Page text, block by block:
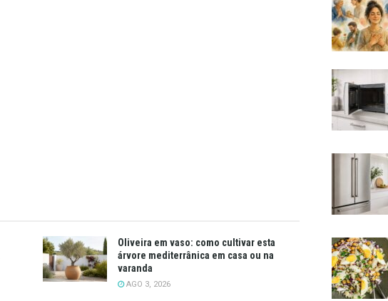
Oliveira em vaso: como cultivar esta
árvore mediterrânica em casa ou na
varanda
AGO 3, 2026